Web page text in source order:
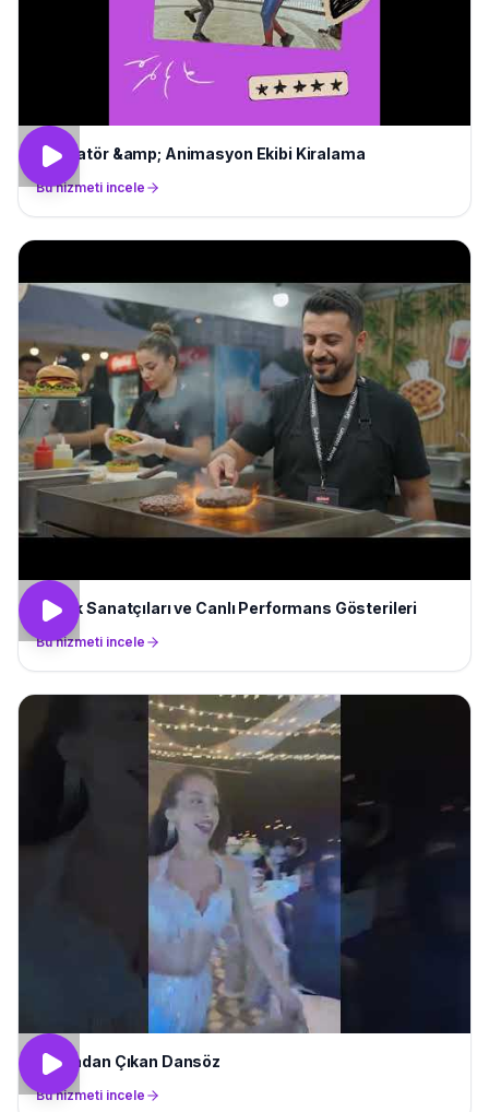
Animatör &amp; Animasyon Ekibi Kiralama
Bu hizmeti incele
Sokak Sanatçıları ve Canlı Performans Gösterileri
Bu hizmeti incele
Pastadan Çıkan Dansöz
Bu hizmeti incele